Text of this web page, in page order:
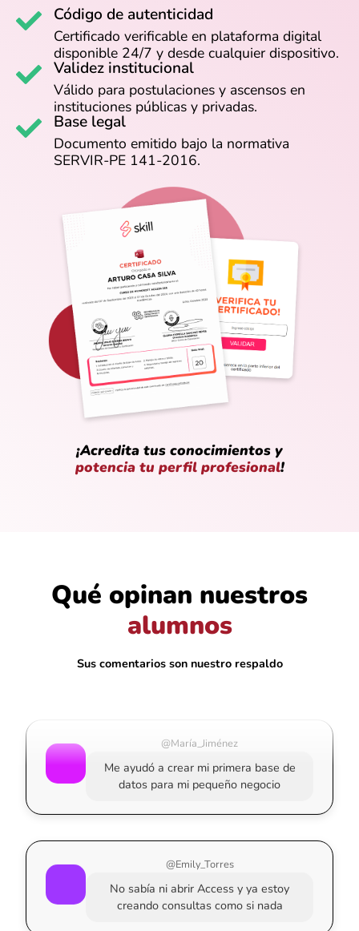
Código de autenticidad
Certificado verificable en plataforma digital
disponible 24/7 y desde cualquier dispositivo.
Validez institucional
Válido para postulaciones y ascensos en
instituciones públicas y privadas.
Base legal
Documento emitido bajo la normativa
SERVIR-PE 141-2016.
¡Acredita tus conocimientos y
potencia tu perfil profesional!
Qué opinan nuestros
alumnos
Sus comentarios son nuestro respaldo
@Diego_Martínez
Explican sin vueltas, directo al grano. Me
Me ayudó a crear mi primera base de
datos para mi pequeño negocio
No sabía ni abrir Access y ya estoy
creando consultas como si nada